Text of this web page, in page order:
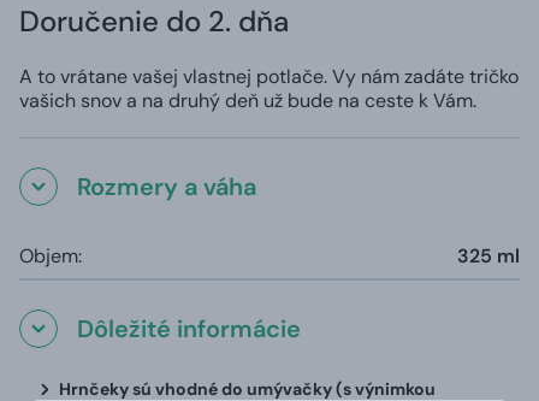
Doručenie do 2. dňa
A to vrátane vašej vlastnej potlače. Vy nám zadáte tričko
vašich snov a na druhý deň už bude na ceste k Vám.
Rozmery a váha
Objem: 325 ml
Dôležité informácie
Hrnčeky sú vhodné do umývačky (s výnimkou